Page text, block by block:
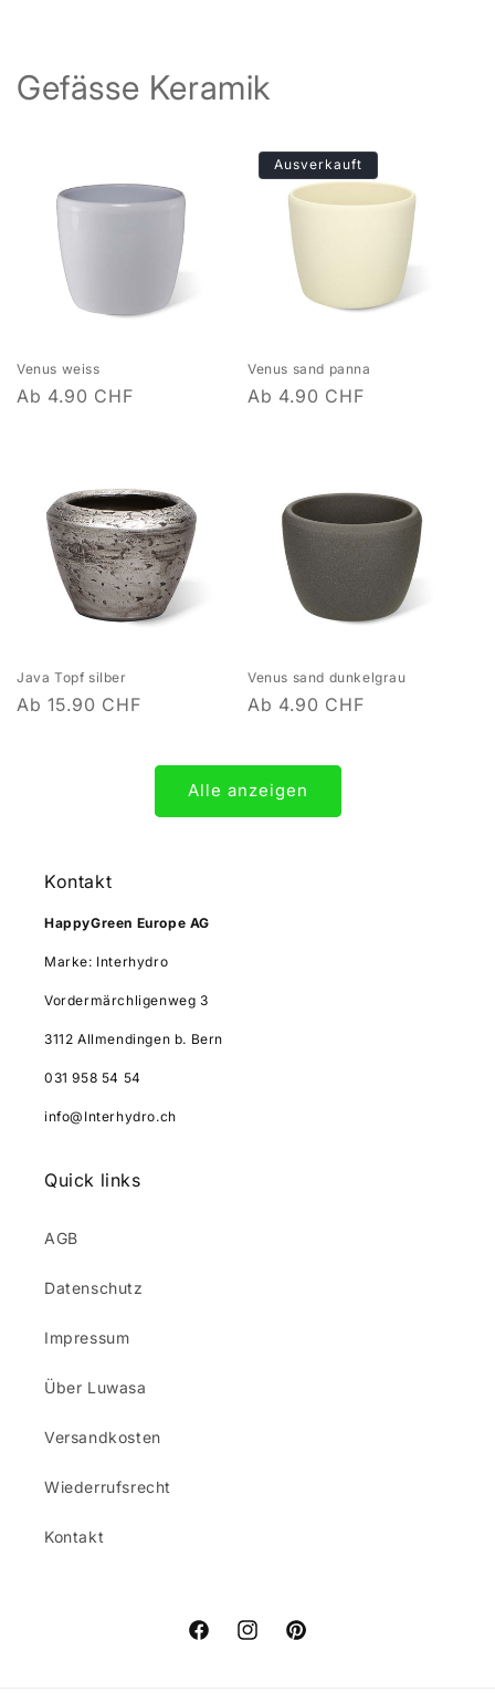
Gefässe Keramik
Venus weiss
Normaler
Ab 4.90 CHF
Ausverkauft
Venus sand panna
Normaler
Ab 4.90 CHF
Java Topf silber
Normaler
Ab 15.90 CHF
Venus sand dunkelgrau
Normaler
Ab 4.90 CHF
Alle anzeigen
Kontakt
HappyGreen Europe AG
Marke: Interhydro
Vordermärchligenweg 3
3112 Allmendingen b. Bern
031 958 54 54
info@Interhydro.ch
Quick links
AGB
Datenschutz
Impressum
Über Luwasa
Versandkosten
Wiederrufsrecht
Kontakt
FacebookInstagramPinterest